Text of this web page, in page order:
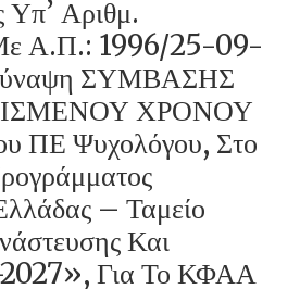
Υπ’ Αριθμ.
Α.Π.: 1996/25-09-
ΣΥΜΒΑΣΗΣ
ΧΡΟΝΟΥ
ΠΕ Ψυχολόγου, Στο
– Ταμείο
Και
2027», Για Το ΚΦΑΑ